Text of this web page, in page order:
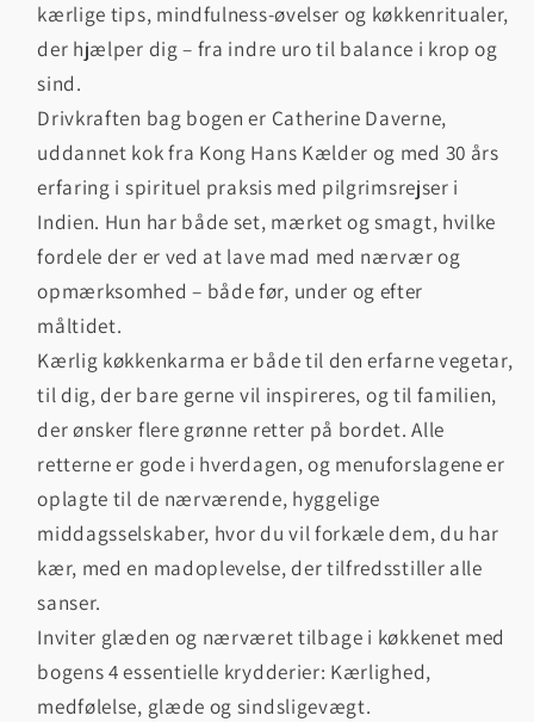
kærlige tips, mindfulness-øvelser og køkkenritualer,
der hjælper dig – fra indre uro til balance i krop og
sind.
Drivkraften bag bogen er Catherine Daverne,
uddannet kok fra Kong Hans Kælder og med 30 års
erfaring i spirituel praksis med pilgrimsrejser i
Indien. Hun har både set, mærket og smagt, hvilke
fordele der er ved at lave mad med nærvær og
opmærksomhed – både før, under og efter
måltidet.
Kærlig køkkenkarma er både til den erfarne vegetar,
til dig, der bare gerne vil inspireres, og til familien,
der ønsker flere grønne retter på bordet. Alle
retterne er gode i hverdagen, og menuforslagene er
oplagte til de nærværende, hyggelige
middagsselskaber, hvor du vil forkæle dem, du har
kær, med en madoplevelse, der tilfredsstiller alle
sanser.
Inviter glæden og nærværet tilbage i køkkenet med
bogens 4 essentielle krydderier: Kærlighed,
medfølelse, glæde og sindsligevægt.